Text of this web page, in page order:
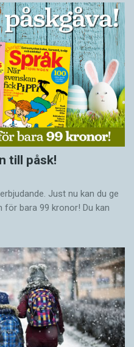
till påsk!
Just nu kan du ge
för bara 99 kronor! Du kan